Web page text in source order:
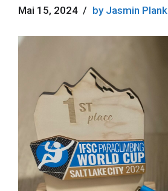
Mai 15, 2024 by Jasmin Plank